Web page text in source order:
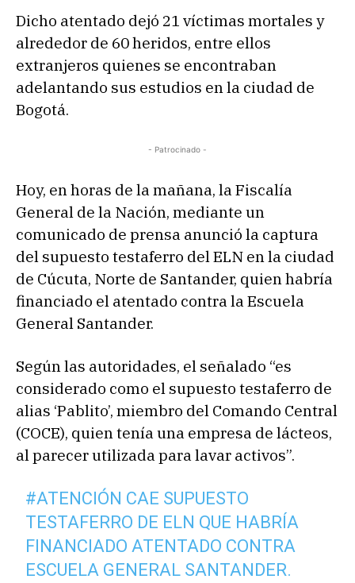
Dicho atentado dejó 21 víctimas mortales y
alrededor de 60 heridos, entre ellos
extranjeros quienes se encontraban
adelantando sus estudios en la ciudad de
Bogotá.
- Patrocinado -
Hoy, en horas de la mañana, la Fiscalía
General de la Nación, mediante un
comunicado de prensa anunció la captura
del supuesto testaferro del ELN en la ciudad
de Cúcuta, Norte de Santander, quien habría
financiado el atentado contra la Escuela
General Santander.
Según las autoridades, el señalado “es
considerado como el supuesto testaferro de
alias ‘Pablito’, miembro del Comando Central
(COCE), quien tenía una empresa de lácteos,
al parecer utilizada para lavar activos”.
#ATENCIÓN CAE SUPUESTO
TESTAFERRO DE ELN QUE HABRÍA
FINANCIADO ATENTADO CONTRA
ESCUELA GENERAL SANTANDER.